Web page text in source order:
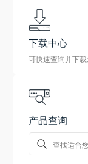
下载中心
可快速查询并下
产品查询